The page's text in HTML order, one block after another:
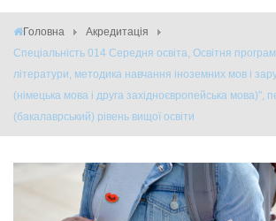
Головна
Акредитація
Спеціальність 014 Середня освіта, Освітня
літератури, методика навчання іноземних мов і
(німецька мова і друга західноєвропейська мова)",
(бакалаврський) рівень вищої освіти